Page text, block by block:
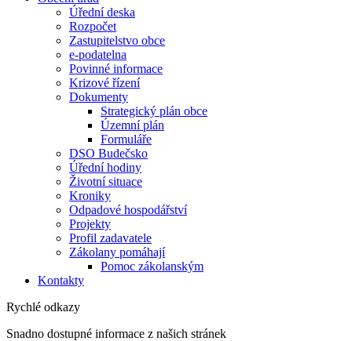
Úřední deska
Rozpočet
Zastupitelstvo obce
e-podatelna
Povinné informace
Krizové řízení
Dokumenty
Strategický plán obce
Územní plán
Formuláře
DSO Budečsko
Úřední hodiny
Životní situace
Kroniky
Odpadové hospodářství
Projekty
Profil zadavatele
Zákolany pomáhají
Pomoc zákolanským
Kontakty
Rychlé odkazy
Snadno dostupné informace z našich stránek